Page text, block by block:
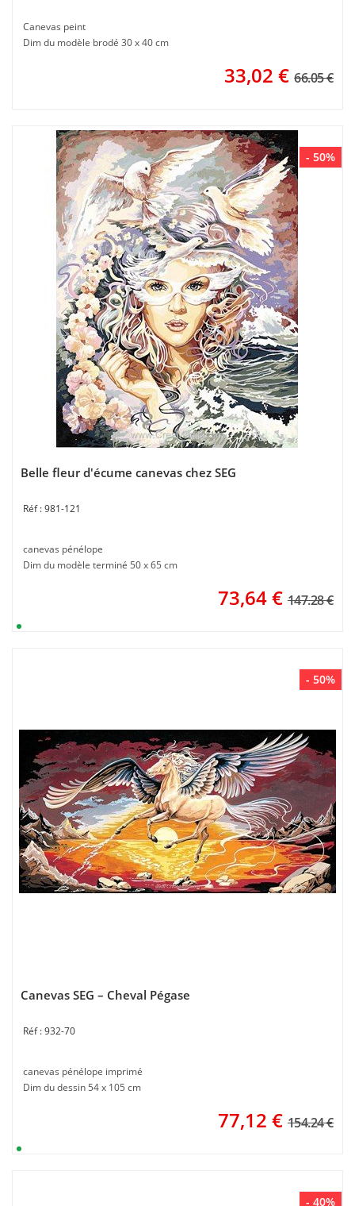
Canevas peint
Dim du modèle brodé 30 x 40 cm
33,02 € 66.05 €
- 50%
Belle fleur d'écume canevas chez SEG
981-121
canevas pénélope
Dim du modèle terminé 50 x 65 cm
73,64€ 147.28 €
- 50%
Canevas SEG – Cheval Pégase
932-70
canevas pénélope imprimé
Dim du dessin 54 x 105 cm
77,12 € 154.24 €
- 40%